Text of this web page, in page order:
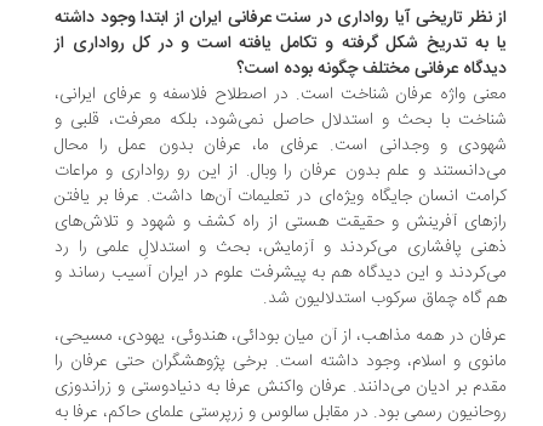
نظر تاریخی آیا رواداری در سنت عرفانی ایران از ابتدا وجود داشته
به تدریخ شکل گرفته و تکامل یافته است و در کل رواداری از
عرفانی مختلف چگونه بوده است؟
واژه‌ عرفان شناخت است. در اصطلاح فلاسفه و عرفای ایرانی،
با بحث و استدلال حاصل نمی‌شود، بلکه معرفت، قلبی و
و وجدانی است. عرفای ما، عرفان بدون عمل را محال
و علم بدون عرفان را وبال. از این رو رواداری و مراعات
انسان جایگاه ویژه‌ای در تعلیمات آن‌ها داشت. عرفا بر یافتن
آفرینش و حقیقت هستی از راه کشف و شهود و تلاش‌های
پافشاری می‌کردند و آزمایش، بحث و استدلالِ علمی را رد
و این دیدگاه هم به پیشرفت علوم در ایران آسیب رساند و
گاه چماق سرکوب استدلالیون شد.
در همه‌ مذاهب، از آن میان بودائی، هندوئی، یهودی، مسیحی،
و اسلام، وجود داشته است. برخی پژوهشگران حتی عرفان را
بر ادیان می‌دانند. عرفان واکنش عرفا به دنیادوستی و زراندوزی
رسمی بود. در مقابل سالوس و زرپرستی علمای حاکم، عرفا به